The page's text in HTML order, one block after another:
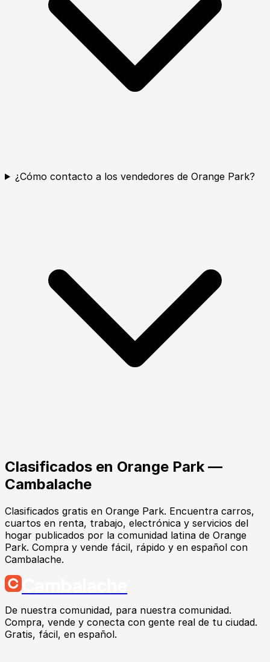
¿Cómo contacto a los vendedores de Orange Park?
Clasificados en Orange Park —
Cambalache
Clasificados gratis en Orange Park. Encuentra carros,
cuartos en renta, trabajo, electrónica y servicios del
hogar publicados por la comunidad latina de Orange
Park. Compra y vende fácil, rápido y en español con
Cambalache.
De nuestra comunidad, para nuestra comunidad.
Compra, vende y conecta con gente real de tu ciudad.
Gratis, fácil, en español.